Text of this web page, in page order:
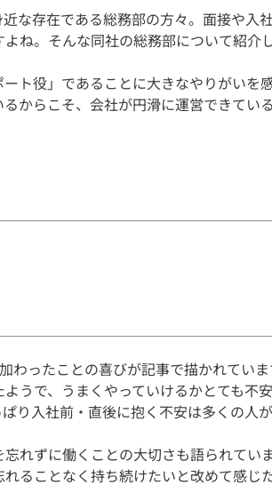
な存在である総務部の方々。面接や入
ね。そんな同社の総務部について紹介
ト役」であることに大きなやりがいを
からこそ、会社が円滑に運営できてい
ったことの喜びが記事で描かれていま
うで、うまくやっていけるかとても不
り入社前・直後に抱く不安は多くの人
れずに働くことの大切さも語られてい
ることなく持ち続けたいと改めて感じ